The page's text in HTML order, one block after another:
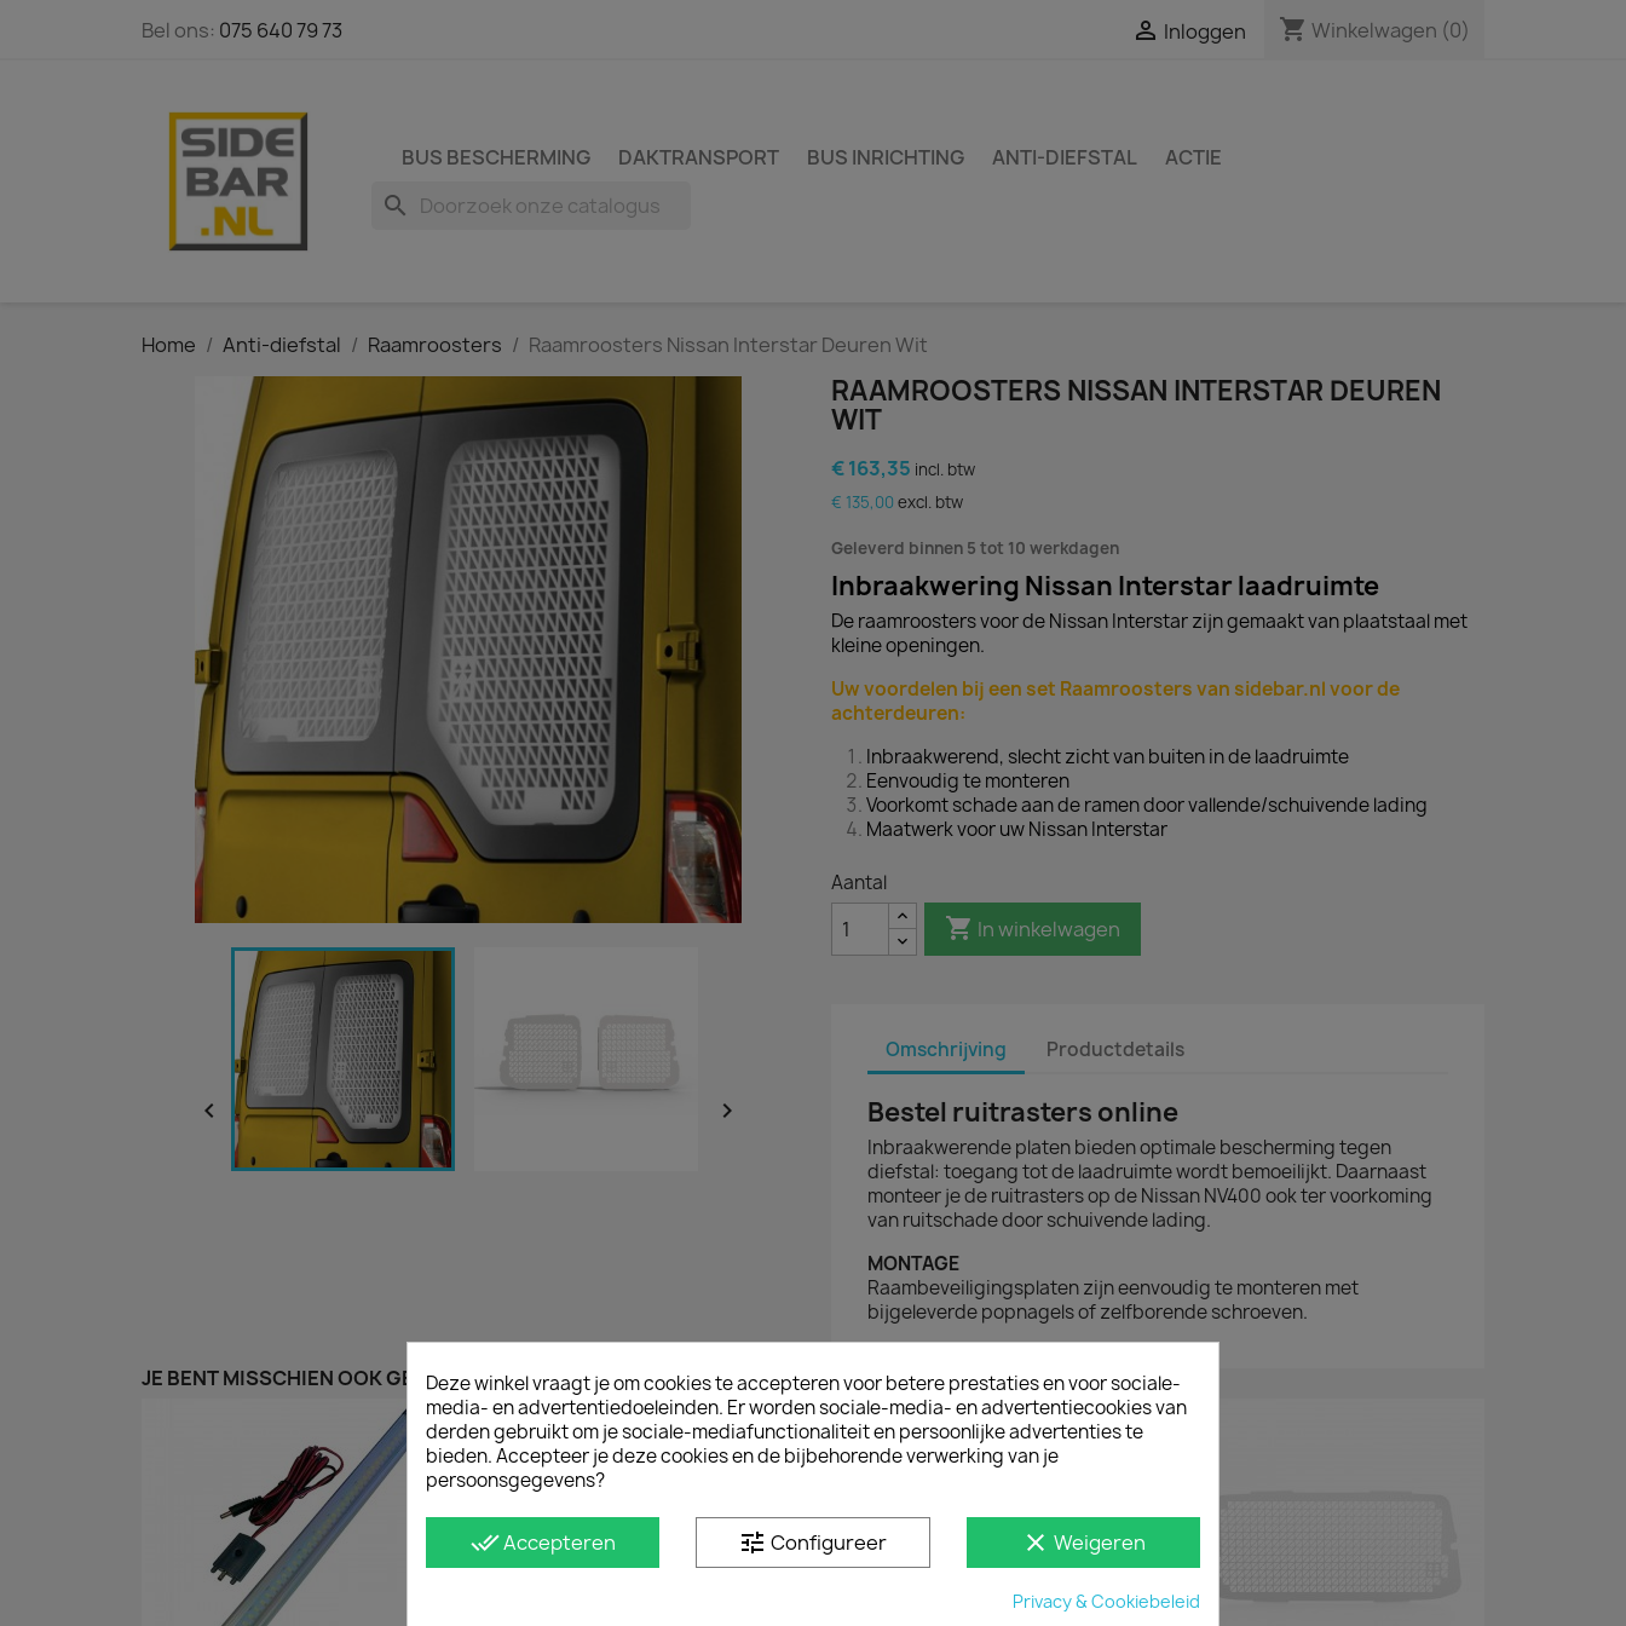
Bel ons: 075 640 79 73  Inloggen shopping_cart Winkelwagen (0)
BUS BESCHERMING DAKTRANSPORT BUS INRICHTING ANTI-DIEFSTAL ACTIE
search
Home Anti-diefstal Raamroosters Raamroosters Nissan Interstar Deuren Wit
 
RAAMROOSTERS NISSAN INTERSTAR DEUREN
WIT
€ 163,35 incl. btw
€ 135,00 excl. btw
Geleverd binnen 5 tot 10 werkdagen
Inbraakwering Nissan Interstar laadruimte
De raamroosters voor de Nissan Interstar zijn gemaakt van plaatstaal met
kleine openingen.
Uw voordelen bij een set Raamroosters van sidebar.nl voor de
achterdeuren:
Inbraakwerend, slecht zicht van buiten in de laadruimte
Eenvoudig te monteren
Voorkomt schade aan de ramen door vallende/schuivende lading
Maatwerk voor uw Nissan Interstar
Aantal
 In winkelwagen
Omschrijving Productdetails
Bestel ruitrasters online
Inbraakwerende platen bieden optimale bescherming tegen
diefstal: toegang tot de laadruimte wordt bemoeilijkt. Daarnaast
monteer je de ruitrasters op de Nissan NV400 ook ter voorkoming
van ruitschade door schuivende lading.
MONTAGE
Raambeveiligingsplaten zijn eenvoudig te monteren met
bijgeleverde popnagels of zelfborende schroeven.
JE BENT MISSCHIEN OOK GEÏNTERESSEERD INDeze winkel vraagt je om cookies te accepteren voor betere prestaties en voor sociale-
media- en advertentiedoeleinden. Er worden sociale-media- en advertentiecookies van
derden gebruikt om je sociale-mediafunctionaliteit en persoonlijke advertenties te
bieden. Accepteer je deze cookies en de bijbehorende verwerking van je
persoonsgegevens?
done_allAccepteren tune Configureer clear Weigeren
Privacy & Cookiebeleid